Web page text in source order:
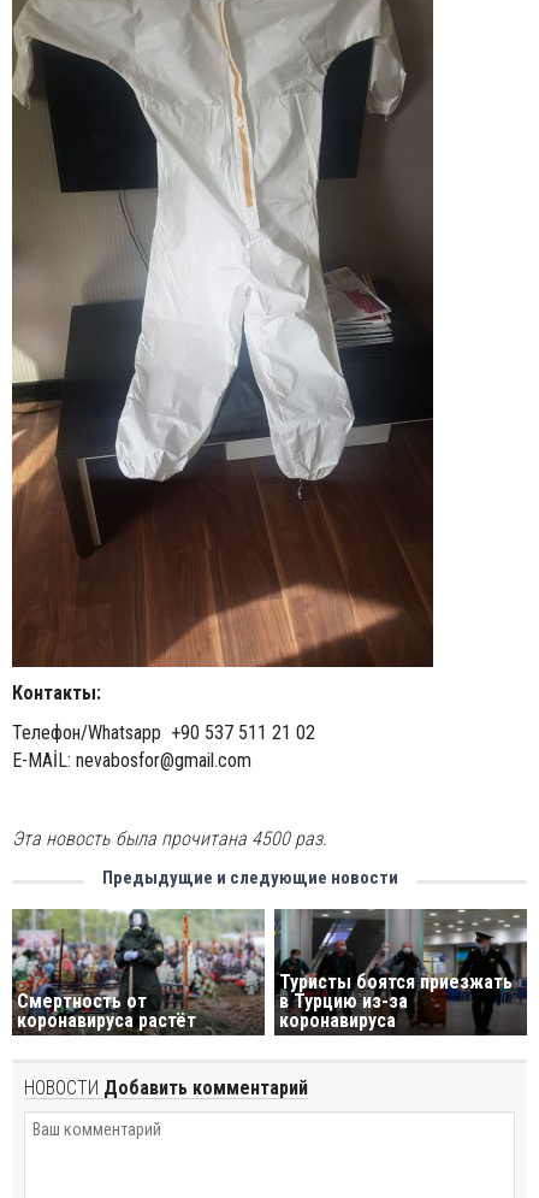
Контакты:
Телефон/Whatsapp +90 537 511 21 02
E-MAİL: nevabosfor@gmail.com
Эта новость была прочитана 4500 раз.
Предыдущие и следующие новости
Смертность от
коронавируса растёт
Туристы боятся приезжать
в Турцию из-за
коронавируса
НОВОСТИ Добавить комментарий